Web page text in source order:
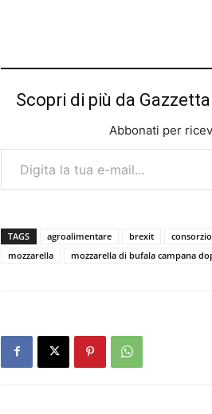
Scopri di più da
Abbonati per
Digita la tua e-mail...
TAGS agroalimentare brexit
mozzarella
mozzarella di bufala campana